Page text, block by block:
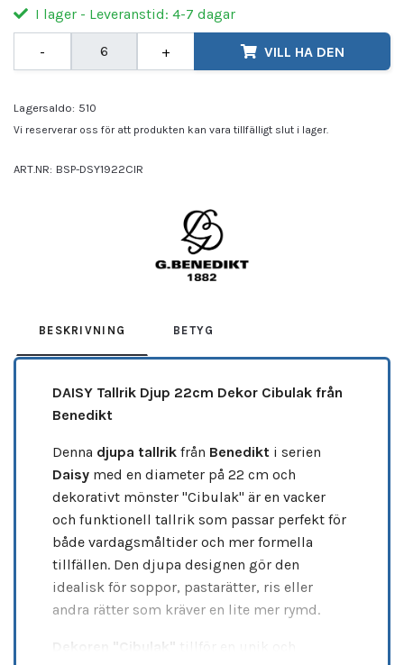
I lager - Leveranstid: 4-7 dagar
- + VILL HA DEN
Lagersaldo: 510
Vi reserverar oss för att produkten kan vara tillfälligt slut i lager.
ART.NR: BSP-DSY1922CIR
BESKRIVNING BETYG
DAISY Tallrik Djup 22cm Dekor Cibulak från
Benedikt
Denna djupa tallrik från Benedikt i serien
Daisy med en diameter på 22 cm och
dekorativt mönster "Cibulak" är en vacker
och funktionell tallrik som passar perfekt för
både vardagsmåltider och mer formella
tillfällen. Den djupa designen gör den
idealisk för soppor, pastarätter, ris eller
andra rätter som kräver en lite mer rymd.
Dekoren "Cibulak" tillför en unik och